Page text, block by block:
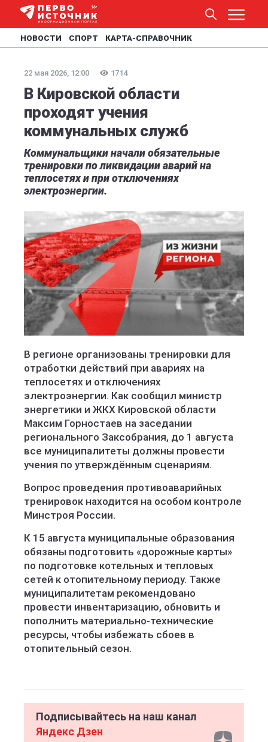
НОВОСТИ СПОРТ КАРТА-СПРАВОЧНИК
22 мая 2026, 12:00 1714
В Кировской области
проходят учения
коммунальных служб
Коммунальщики начали обязательные
тренировки по ликвидации аварий на
теплосетях и при отключениях
электроэнергии.
В регионе организованы тренировки для
отработки действий при авариях на
теплосетях и отключениях
электроэнергии. Как сообщил министр
энергетики и ЖКХ Кировской области
Максим Горностаев на заседании
регионального Заксобрания, до 1 августа
все муниципалитеты должны провести
учения по утверждённым сценариям.
Вопрос проведения противоаварийных
тренировок находится на особом контроле
Минстроя России.
К 15 августа муниципальные образования
обязаны подготовить «дорожные карты»
по подготовке котельных и тепловых
сетей к отопительному периоду. Также
муниципалитетам рекомендовано
провести инвентаризацию, обновить и
пополнить материально-технические
ресурсы, чтобы избежать сбоев в
отопительный сезон.
Подписывайтесь на наш канал
Яндекс Дзен